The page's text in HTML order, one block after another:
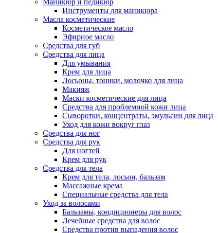
Маникюр и педикюр
Инструменты для маникюра
Масла косметические
Косметическое масло
Эфирное масло
Средства для губ
Средства для лица
Для умывания
Крем для лица
Лосьоны, тоники, молочко для лица
Макияж
Маски косметические для лица
Средства для проблемной кожи лица
Сыворотки, концентраты, эмульсии для лица
Уход для кожи вокруг глаз
Средства для ног
Средства для рук
Для ногтей
Крем для рук
Средства для тела
Крем для тела, лосьон, бальзам
Массажные крема
Специальные средства для тела
Уход за волосами
Бальзамы, кондиционеры для волос
Лечебные средства для волос
Средства против выпадения волос